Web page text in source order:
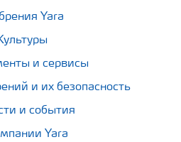
Yara
и сервисы
и их безопасность
и события
Yara